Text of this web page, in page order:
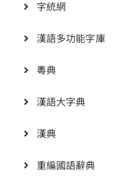
字統網
漢語多功能字庫
粵典
漢語大字典
漢典
重編國語辭典